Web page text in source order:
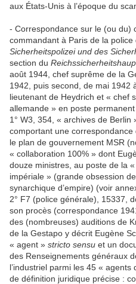
aux États-Unis à l’époque du
‑ Correspondance sur le (ou du)
commandant à Paris de la police
Sicherheitspolizei und des
section du
août 1944, chef suprême de la
1942, puis second, de mai 1942
lieutenant de Heydrich et « chef
allemande » en poste
1° W3, 354, « archives de Berlin
comportant une
le plan de gouvernement MSR
« collaboration 100% » dont
douze ministres, au poste de la
impériale » (grande obsession
synarchique d’empire) (voir
2° F7 (police générale), 15337,
son procès (correspondance
des (nombreuses) auditions de
de la Gestapo y décrit Eugène
« agent » stricto sensu et un
des Renseignements généraux
l’industriel parmi les 45 « agents
de définition juridique précise :